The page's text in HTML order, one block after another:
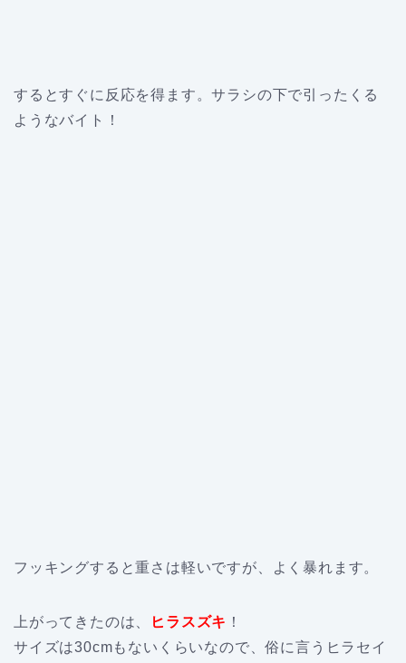
するとすぐに反応を得ます。サラシの下で引ったくる
ようなバイト！
フッキングすると重さは軽いですが、よく暴れます。
上がってきたのは、 ヒラスズキ ！
サイズは30cmもないくらいなので、俗に言うヒラセイ